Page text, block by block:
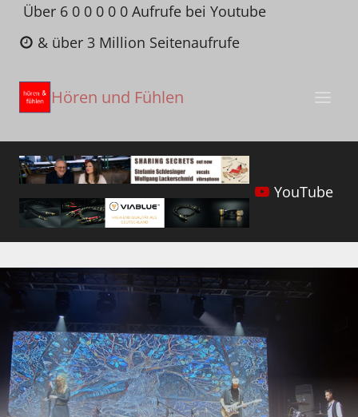
Zum
Inhalt
springen
Über 6 0 0 0 0 0 Aufrufe bei Youtube
& über 3 Million Seitenaufrufe
Hören und Fühlen
YouTube